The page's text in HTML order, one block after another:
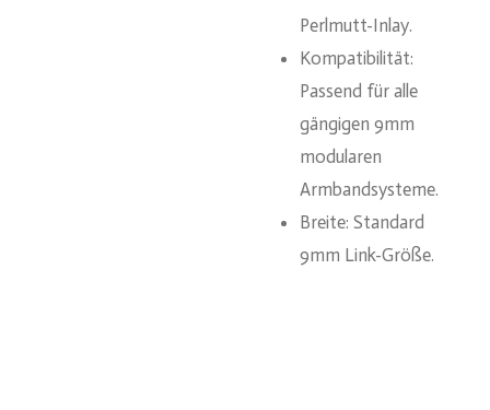
Perlmutt-Inlay.
Kompatibilität:
Passend für alle
gängigen 9mm
modularen
Armbandsysteme.
Breite: Standard
9mm Link-Größe.